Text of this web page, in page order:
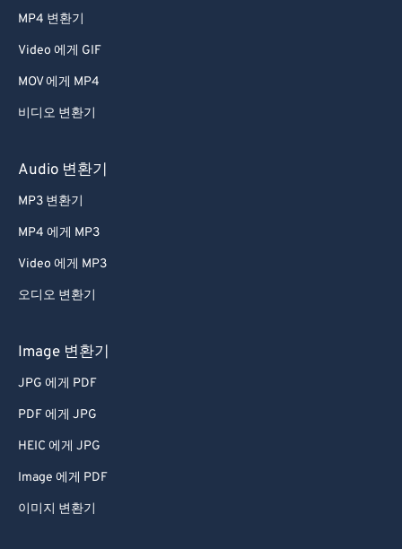
MP4 변환기
Video 에게 GIF
MOV 에게 MP4
비디오 변환기
Audio 변환기
MP3 변환기
MP4 에게 MP3
Video 에게 MP3
오디오 변환기
Image 변환기
JPG 에게 PDF
PDF 에게 JPG
HEIC 에게 JPG
Image 에게 PDF
이미지 변환기